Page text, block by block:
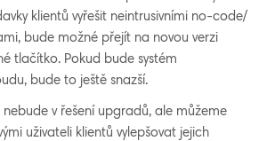
klientů vyřešit neintrusivními no-code/
bude možné přejít na novou verzi
tlačítko. Pokud bude systém
bude to ještě snazší.
nebude v řešení upgradů, ale můžeme
uživateli klientů vylepšovat jejich